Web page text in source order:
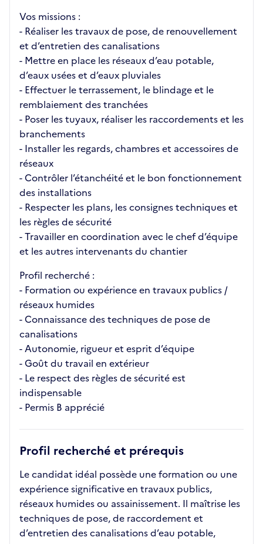
Vos missions :
- Réaliser les travaux de pose, de renouvellement
et d’entretien des canalisations
- Mettre en place les réseaux d’eau potable,
d’eaux usées et d’eaux pluviales
- Effectuer le terrassement, le blindage et le
remblaiement des tranchées
- Poser les tuyaux, réaliser les raccordements et les
branchements
- Installer les regards, chambres et accessoires de
réseaux
- Contrôler l’étanchéité et le bon fonctionnement
des installations
- Respecter les plans, les consignes techniques et
les règles de sécurité
- Travailler en coordination avec le chef d’équipe
et les autres intervenants du chantier
Profil recherché :
- Formation ou expérience en travaux publics /
réseaux humides
- Connaissance des techniques de pose de
canalisations
- Autonomie, rigueur et esprit d’équipe
- Goût du travail en extérieur
- Le respect des règles de sécurité est
indispensable
- Permis B apprécié
Profil recherché et prérequis
Le candidat idéal possède une formation ou une
expérience significative en travaux publics,
réseaux humides ou assainissement. Il maîtrise les
techniques de pose, de raccordement et
d’entretien des canalisations d’eau potable,